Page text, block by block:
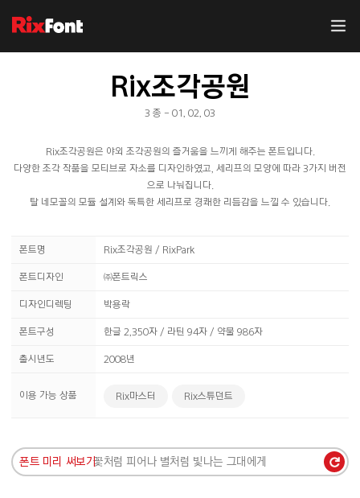
Rix조각공원
3 종 - 01, 02, 03
Rix조각공원은 야외 조각공원의 즐거움을 느끼게 해주는 폰트입니다.
다양한 조각 작품을 모티브로 자소를 디자인하였고, 세리프의 모양에 따라 3가지 버전
으로 나눠집니다.
탈 네모꼴의 모듈 설계와 독특한 세리프로 경쾌한 리듬감을 느낄 수 있습니다.
폰트명 Rix조각공원 / RixPark
폰트디자인 ㈜폰트릭스
디자인디렉팅 박용락
폰트구성 한글 2,350자 / 라틴 94자 / 약물 986자
출시년도 2008년
이용 가능 상품 Rix마스터 Rix스튜던트
폰트 미리 써보기